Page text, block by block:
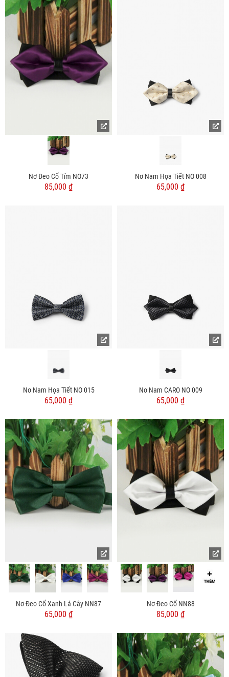
Nơ Đeo Cổ Tím NO73
85,000 ₫
Nơ Nam Họa Tiết NO 008
65,000 ₫
Nơ Nam Họa Tiết NO 015
65,000 ₫
Nơ Nam CARO NO 009
65,000 ₫
Nơ Đeo Cổ Xanh Lá Cây NN87
65,000 ₫
Nơ Đeo Cổ NN88
85,000 ₫